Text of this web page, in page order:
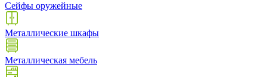
Сейфы оружейные
Металлические шкафы
Металлическая мебель